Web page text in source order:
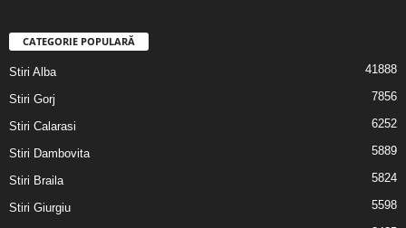
CATEGORIE POPULARĂ
Stiri Alba 41888
Stiri Gorj 7856
Stiri Calarasi 6252
Stiri Dambovita 5889
Stiri Braila 5824
Stiri Giurgiu 5598